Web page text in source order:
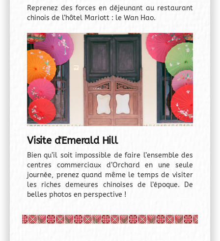
Reprenez des forces en déjeunant au restaurant
chinois de l’hôtel Mariott : le Wan Hao.
Visite d'Emerald Hill
Bien qu’il soit impossible de faire l’ensemble des
centres commerciaux d’Orchard en une seule
journée, prenez quand même le temps de visiter
les riches demeures chinoises de l’époque. De
belles photos en perspective !